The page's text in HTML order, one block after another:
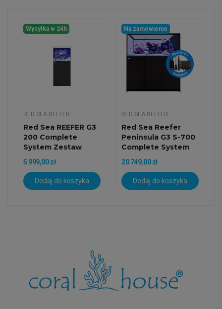
Wysyłka w 24h
RED SEA REEFER
Red Sea REEFER G3
200 Complete
System Zestaw
Akwarium Z...
5 999,00 zł
Dodaj do koszyka
Na zamówienie
RED SEA REEFER
Red Sea Reefer
Peninsula G3 S-700
Complete System
Zestaw...
20 749,00 zł
Dodaj do koszyka